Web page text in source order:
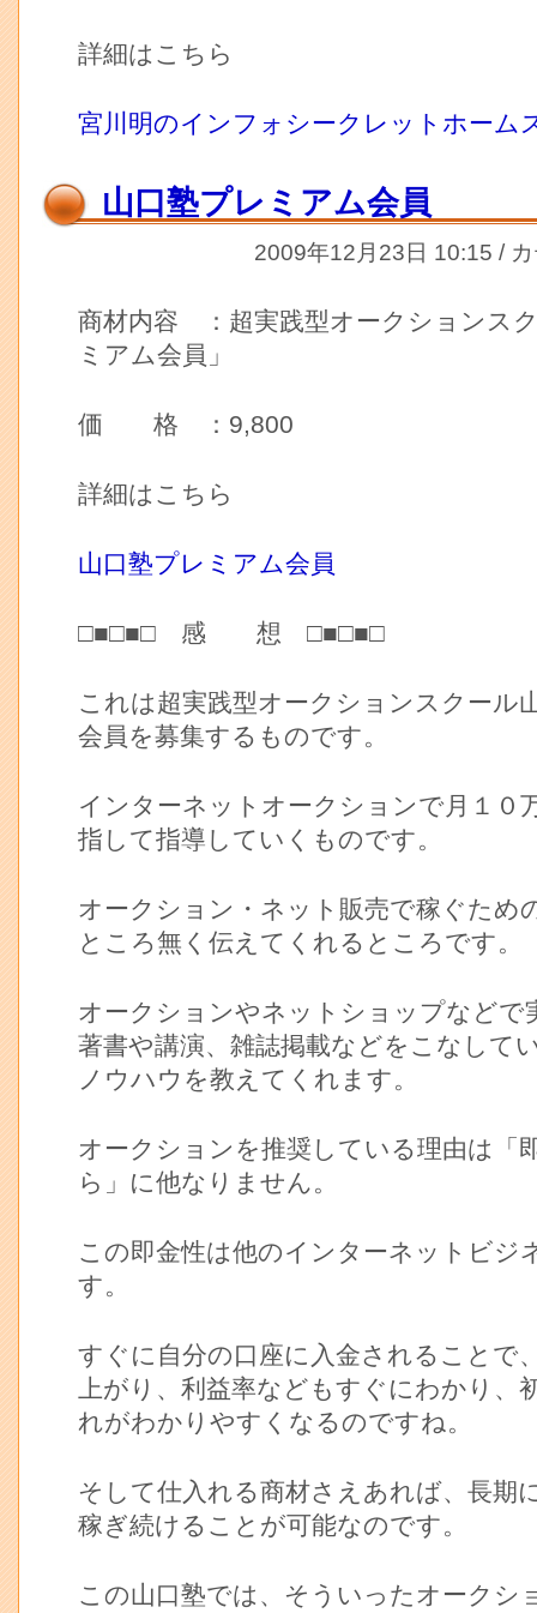
詳細はこちら
宮川明のインフォシークレットホーム
山口塾プレミアム会員
2009年12月23日 10:15 /
商材内容 ：超実践型オークションス
ミアム会員」
価 格 ：9,800
詳細はこちら
山口塾プレミアム会員
□■□■□ 感 想 □■□■□
これは超実践型オークションスクール
会員を募集するものです。
インターネットオークションで月１０
指して指導していくものです。
オークション・ネット販売で稼ぐため
ところ無く伝えてくれるところです。
オークションやネットショップなどで
著書や講演、雑誌掲載などをこなして
ノウハウを教えてくれます。
オークションを推奨している理由は「
ら」に他なりません。
この即金性は他のインターネットビジ
す。
すぐに自分の口座に入金されることで
上がり、利益率などもすぐにわかり、
れがわかりやすくなるのですね。
そして仕入れる商材さえあれば、長期
稼ぎ続けることが可能なのです。
この山口塾では、そういったオークシ